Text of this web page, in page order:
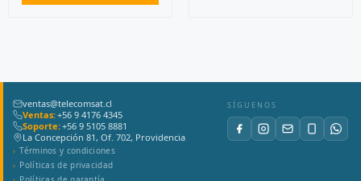
ventas@telecomsat.cl
Ventas:+56 9 4176 4345
Soporte:+56 9 5105 8881
La Concepción 81, Of. 702, Providencia
SÍGUENOS
Términos y condiciones
Políticas de privacidad